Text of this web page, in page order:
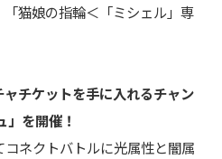
猫娘の指輪＜「ミシェル」専
チケットを手に入れるチャン
」を開催！
ネクトバトルに光属性と闇属